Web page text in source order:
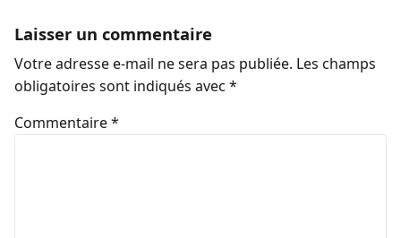
Laisser un commentaire
Votre adresse e-mail ne sera pas publiée. Les champs
obligatoires sont indiqués avec *
Commentaire*